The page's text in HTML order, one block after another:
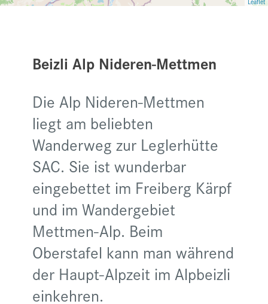
Beizli Alp Nideren-Mettmen
Die Alp Nideren-Mettmen
liegt am beliebten
Wanderweg zur Leglerhütte
SAC. Sie ist wunderbar
eingebettet im Freiberg Kärpf
und im Wandergebiet
Mettmen-Alp. Beim
Oberstafel kann man während
der Haupt-Alpzeit im Alpbeizli
einkehren.